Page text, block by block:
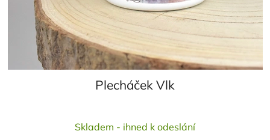
Plecháček Vlk
hodnocení
Skladem - ihned k odeslání